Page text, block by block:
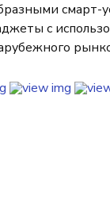
смарт-
с